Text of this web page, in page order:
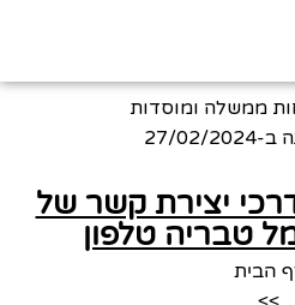
ממשלה ומוסדות
ב-27/02/2024
יצירת קשר של
טבריה טלפון
הבית
>>